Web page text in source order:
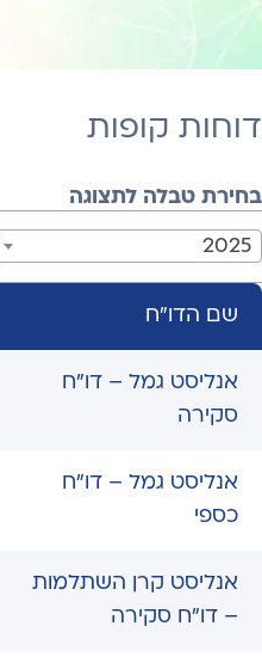
דוחות קופות
בחירת טבלה לתצוגה
2025
שם הדו"ח
אנליסט גמל – דו"ח
סקירה
אנליסט גמל – דו"ח
כספי
אנליסט קרן השתלמות
– דו"ח סקירה